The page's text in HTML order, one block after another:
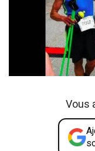
Vous